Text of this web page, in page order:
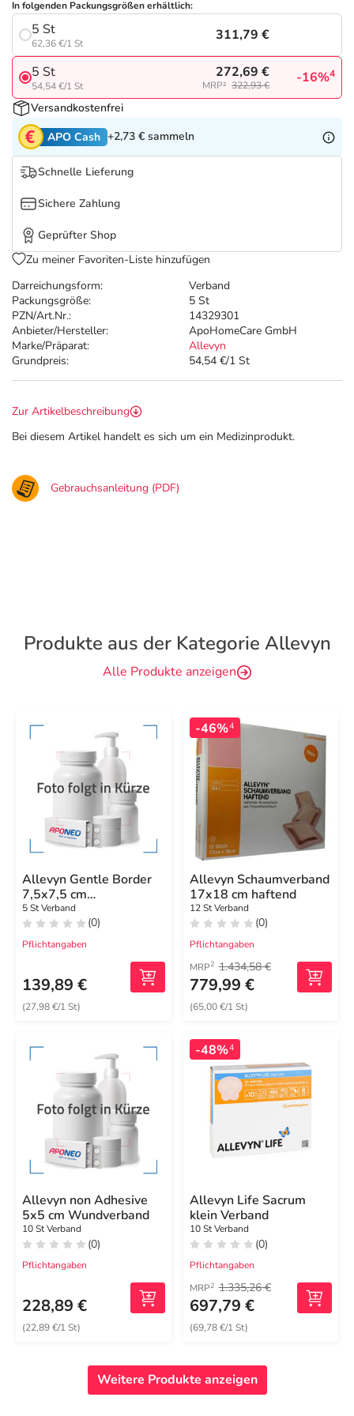
Tierapotheke
Vitamine & Mineralstoffe
Marken
Salus Deals
Darreichungsform:
Verband
Packungsgröße:
5 St
PZN/Art.Nr.:
14329301
Anbieter/Hersteller:
ApoHomeCare GmbH
Marke/Präparat:
Allevyn
Grundpreis:
54,54 €/1 St
In folgenden Packungsgrößen erhältlich:
5 St
62,36 €/1 St
311,79 €
5 St
54,54 €/1 St
272,69 €
MRP² 322,93 € -16%4
Versandkostenfrei
APO Cash +2,73 € sammeln
Schnelle Lieferung
Sichere Zahlung
Geprüfter Shop
Zu meiner Favoriten-Liste hinzufügen
Zur Artikelbeschreibung
Bei diesem Artikel handelt es sich um ein Medizinprodukt.
Gebrauchsanleitung (PDF)
Produkte aus der Kategorie Allevyn
Alle Produkte anzeigen
Allevyn Gentle Border
7,5x7,5 cm
Schaumverband
5 St Verband
(0)
Pflichtangaben
139,89 €
(27,98 €/1 St)
-46%4
Allevyn Schaumverband
17x18 cm haftend
12 St Verband
(0)
Pflichtangaben
MRP2 1.434,58 €
779,99 €
(65,00 €/1 St)
Allevyn non Adhesive
5x5 cm Wundverband
10 St Verband
(0)
Pflichtangaben
228,89 €
(22,89 €/1 St)
-48%4
Allevyn Life Sacrum
klein Verband
10 St Verband
(0)
Pflichtangaben
MRP2 1.335,26 €
697,79 €
(69,78 €/1 St)
Weitere Produkte anzeigen